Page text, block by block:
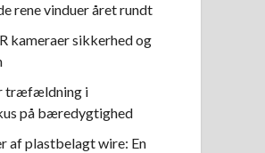
rene vinduer året rundt
kameraer sikkerhed og
træfældning i
på bæredygtighed
af plastbelagt wire: En